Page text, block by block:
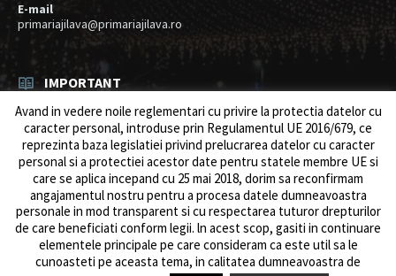
E-mail
primariajilava@primariajilava.ro
IMPORTANT
Rezultat concurs expert – proba scrisa
06/08/2026 inResurse umane / Achizitii
Anunt concurs
05/08/2026 Resurse umane / Achizitii
© 2026 Primăria Comunei Jilava. Dev byows.ro
Avand in vedere noile reglementari cu privire la protectia datelor cu
caracter personal, introduse prin Regulamentul UE 2016/679, ce
reprezinta baza legislatiei privind prelucrarea datelor cu caracter
personal si a protectiei acestor date pentru statele membre UE si
care se aplica incepand cu 25 mai 2018, dorim sa reconfirmam
angajamentul nostru pentru a procesa datele dumneavoastra
personale in mod transparent si cu respectarea tuturor drepturilor
de care beneficiati conform legii. ln acest scop, gasiti in continuare
elementele principale pe care consideram ca este util sa le
cunoasteti pe aceasta tema, in calitatea dumneavoastra de